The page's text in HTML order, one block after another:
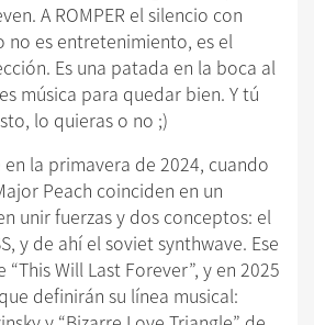
A ROMPER el silencio con
no es entretenimiento, es el
Es una patada en la boca al
música para quedar bien. Y tú
lo quieras o no ;)
en la primavera de 2024, cuando
Peach coinciden en un
unir fuerzas y dos conceptos: el
y de ahí el soviet synthwave. Ese
“This Will Last Forever”, y en 2025
definirán su línea musical: